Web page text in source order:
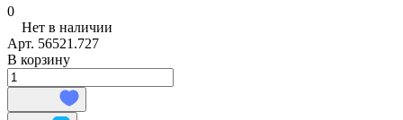
0
Нет в наличии
Арт. 56521.727
В корзину